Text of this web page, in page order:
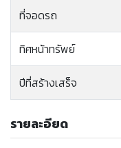
ที่จอดรถ
ทิศหน้าทรัพย์
ปีที่สร้างเสร็จ
รายละอียด